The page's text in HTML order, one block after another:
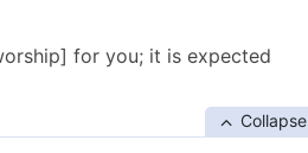
for you; it is expected
Collapse